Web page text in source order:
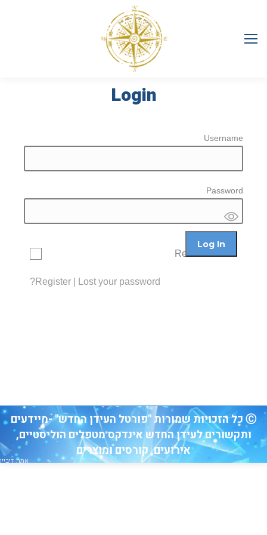
Login
Username
Password
Remember Me
Register Lost your password?
Ⓒ כל הזכויות שמורות "פורטל העידן החדש" -מיידעים
ותקשורים לעידן החדש אינדקס מטפלים הוליסטיים,
אירועים, קורסים ומוצרים
אתר: דיביין